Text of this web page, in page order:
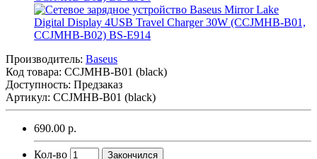
Производитель: Baseus
Код товара: CCJMHB-B01 (black)
Доступность: Предзаказ
Артикул: CCJMHB-B01 (black)
690.00 р.
Кол-во Закончился